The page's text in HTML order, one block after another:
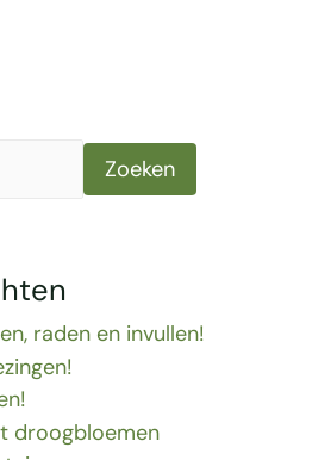
Zoeken
raden en invullen!
droogbloemen